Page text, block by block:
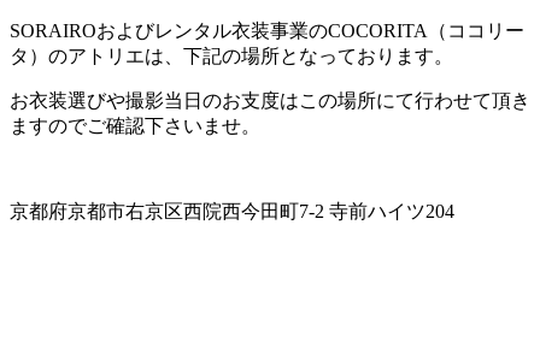
SORAIROおよびレンタル衣装事業のCOCORITA（ココリー
タ）のアトリエは、下記の場所となっております。
お衣装選びや撮影当日のお支度はこの場所にて行わせて頂き
ますのでご確認下さいませ。
京都府京都市右京区西院西今田町7-2 寺前ハイツ204